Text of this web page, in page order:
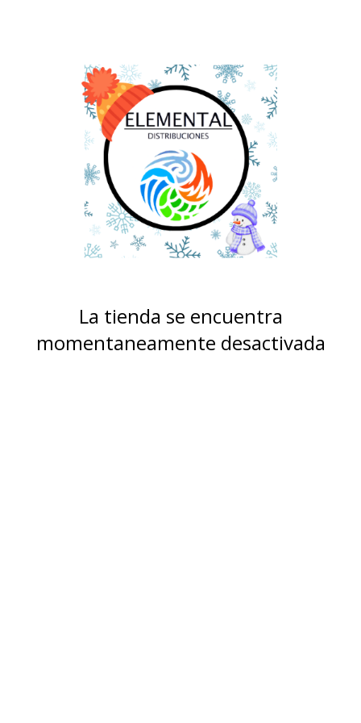
La tienda se encuentra
momentaneamente desactivada